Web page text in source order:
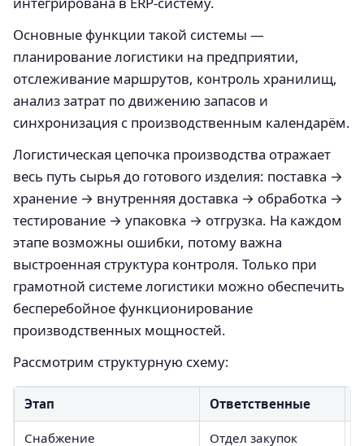
Основные функции такой системы —
планирование логистики на предприятии,
отслеживание маршрутов, контроль хранилищ,
анализ затрат по движению запасов и
синхронизация с производственным календарём.
Логистическая цепочка производства отражает
весь путь сырья до готового изделия: поставка →
хранение → внутренняя доставка → обработка →
тестирование → упаковка → отгрузка. На каждом
этапе возможны ошибки, потому важна
выстроенная структура контроля. Только при
грамотной системе логистики можно обеспечить
бесперебойное функционирование
производственных мощностей.
Рассмотрим структурную схему:
Этап Ответственные
Снабжение Отдел закупок